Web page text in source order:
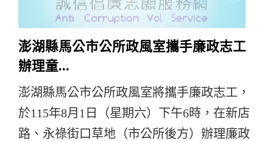
澎湖縣馬公市公所政風室攜手廉政志工
辦理童...
澎湖縣馬公市公所政風室將攜手廉政志工，
於115年8月1日（星期六）下午6時，在新店
路、永祿街口草地（市公所後方）辦理廉政